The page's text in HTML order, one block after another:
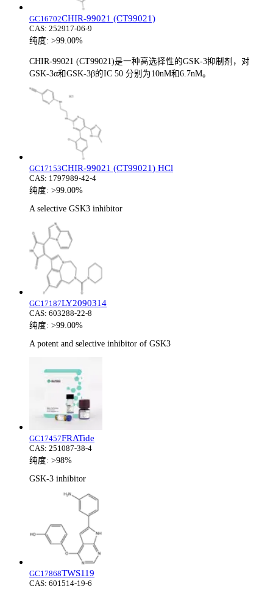
GC16702CHIR-99021 (CT99021)
CAS: 252917-06-9
纯度: >99.00%
CHIR-99021 (CT99021)是一种高选择性的GSK-3抑制剂，对
GSK-3α和GSK-3β的IC 50 分别为10nM和6.7nM。
GC17153CHIR-99021 (CT99021) HCl
CAS: 1797989-42-4
纯度: >99.00%
A selective GSK3 inhibitor
GC17187LY2090314
CAS: 603288-22-8
纯度: >99.00%
A potent and selective inhibitor of GSK3
GC17457FRATide
CAS: 251087-38-4
纯度: >98%
GSK-3 inhibitor
GC17868TWS119
CAS: 601514-19-6